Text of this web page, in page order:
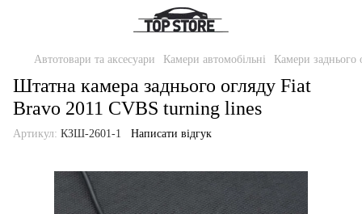
Автотовари та аксесуари Камери автомобільні Камери заднього
Штатна камера заднього огляду Fiat
Bravo 2011 CVBS turning lines
Артикул: КЗШ-2601-1 Написати відгук